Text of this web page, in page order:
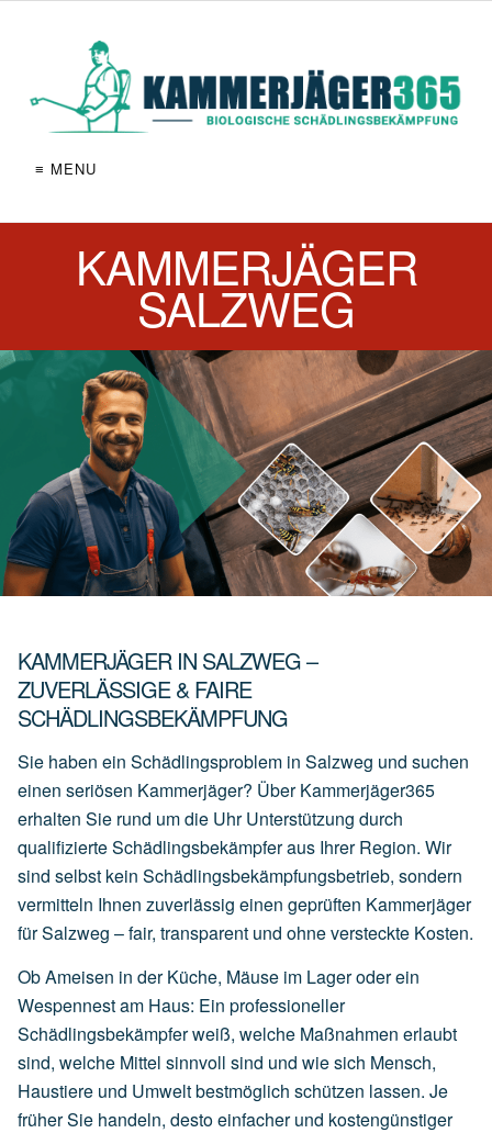
≡ MENU
KAMMERJÄGER
SALZWEG
KAMMERJÄGER IN SALZWEG –
ZUVERLÄSSIGE & FAIRE
SCHÄDLINGSBEKÄMPFUNG
Sie haben ein Schädlingsproblem in Salzweg und suchen
einen seriösen Kammerjäger? Über Kammerjäger365
erhalten Sie rund um die Uhr Unterstützung durch
qualifizierte Schädlingsbekämpfer aus Ihrer Region. Wir
sind selbst kein Schädlingsbekämpfungsbetrieb, sondern
vermitteln Ihnen zuverlässig einen geprüften Kammerjäger
für Salzweg – fair, transparent und ohne versteckte Kosten.
Ob Ameisen in der Küche, Mäuse im Lager oder ein
Wespennest am Haus: Ein professioneller
Schädlingsbekämpfer weiß, welche Maßnahmen erlaubt
sind, welche Mittel sinnvoll sind und wie sich Mensch,
Haustiere und Umwelt bestmöglich schützen lassen. Je
früher Sie handeln, desto einfacher und kostengünstiger